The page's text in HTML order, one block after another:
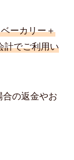
ーカリー＋
計でご利用い
の返金やお